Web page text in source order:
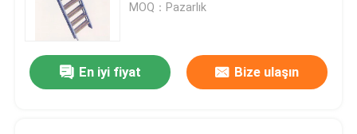
MOQ：Pazarlık
En iyi fiyat Bize ulaşın